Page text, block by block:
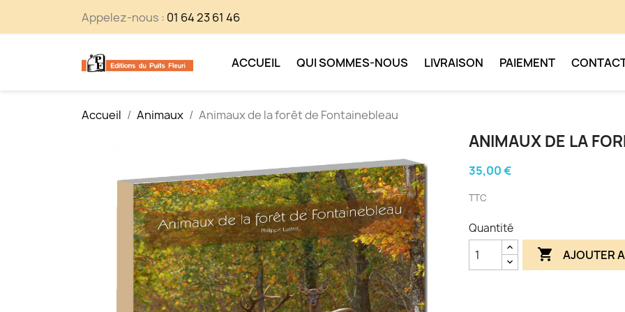
Appelez-nous : 01 64 23 61 46
ACCUEIL QUI SOMMES-NOUS LIVRAISON PAIEMENT
Accueil Animaux Animaux de la forêt de Fontainebleau
ANIMAUX DE LA
35,00 €
TTC
Quantité
 AJOUTER